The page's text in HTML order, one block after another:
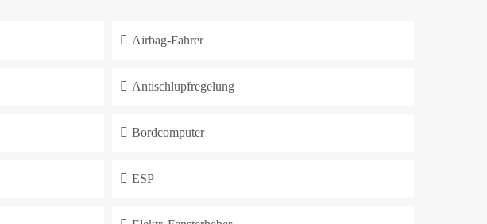
Airbag-Fahrer
Antischlupfregelung
Bordcomputer
ESP